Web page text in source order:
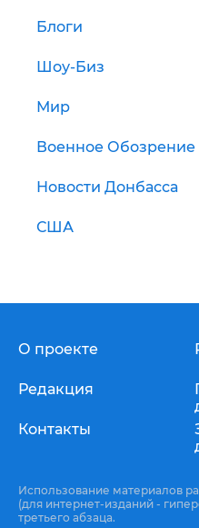
Блоги
Шоу-Биз
Мир
Военное Обозрение
Новости Донбасса
США
О проекте
Редакция
Контакты
Использование материалов
(для интернет-изданий -
третьего абзаца.